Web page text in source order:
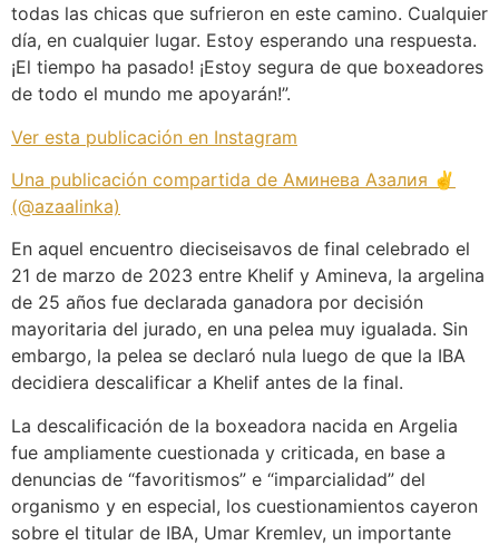
todas las chicas que sufrieron en este camino. Cualquier
día, en cualquier lugar. Estoy esperando una respuesta.
¡El tiempo ha pasado! ¡Estoy segura de que boxeadores
de todo el mundo me apoyarán!”.
Ver esta publicación en Instagram
Una publicación compartida de Аминева Азалия ✌️
(@azaalinka)
En aquel encuentro dieciseisavos de final celebrado el
21 de marzo de 2023 entre Khelif y Amineva, la argelina
de 25 años fue declarada ganadora por decisión
mayoritaria del jurado, en una pelea muy igualada. Sin
embargo, la pelea se declaró nula luego de que la IBA
decidiera descalificar a Khelif antes de la final.
La descalificación de la boxeadora nacida en Argelia
fue ampliamente cuestionada y criticada, en base a
denuncias de “favoritismos” e “imparcialidad” del
organismo y en especial, los cuestionamientos cayeron
sobre el titular de IBA, Umar Kremlev, un importante